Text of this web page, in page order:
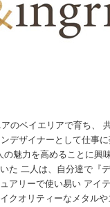
のベイエリアで育ち、
デザイナーとして仕事
魅力を高めることに
た 二人は、自分達で
アリーで使い易い アイ
クオリティーなメタル